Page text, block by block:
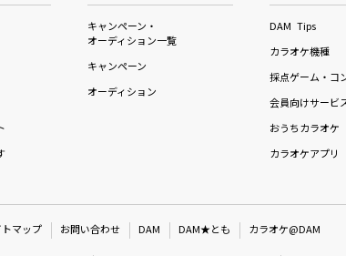
キャンペーン・
オーディション一覧
キャンペーン
オーディション
DAM Tips
カラオケ機種
採点ゲーム・コ
会員向けサービ
おうちカラオケ
カラオケアプリ
トマップ お問い合わせ DAM DAM★とも カラオケ@DAM